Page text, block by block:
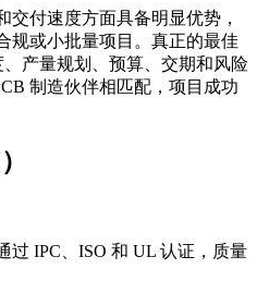
交付速度方面具备明显优势，
规或小批量项目。真正的最佳
产量规划、预算、交期和风险
制造伙伴相匹配，项目成功
过 IPC、ISO 和 UL 认证，质量